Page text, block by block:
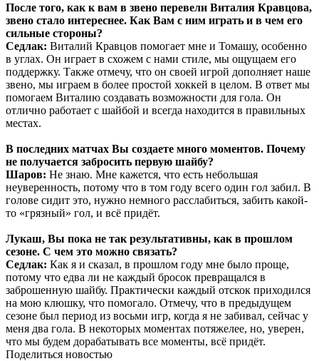
После того, как к вам в звено перевели Виталия Кравцова,
звено стало интереснее. Как Вам с ним играть и в чем его
сильные стороны?
Седлак: Виталий Кравцов помогает мне и Томашу, особенно
в углах. Он играет в схожем с нами стиле, мы ощущаем его
поддержку. Также отмечу, что он своей игрой дополняет наше
звено, мы играем в более простой хоккей в целом. В ответ мы
помогаем Виталию создавать возможности для гола. Он
отлично работает с шайбой и всегда находится в правильных
местах.
В последних матчах Вы создаете много моментов. Почему
не получается забросить первую шайбу?
Шаров: Не знаю. Мне кажется, что есть небольшая
неуверенность, потому что в том году всего один гол забил. В
голове сидит это, нужно немного расслабиться, забить какой-
то «грязный» гол, и всё придёт.
Лукаш, Вы пока не так результативны, как в прошлом
сезоне. С чем это можно связать?
Седлак: Как я и сказал, в прошлом году мне было проще,
потому что едва ли не каждый бросок превращался в
заброшенную шайбу. Практически каждый отскок приходился
на мою клюшку, что помогало. Отмечу, что в предыдущем
сезоне был период из восьми игр, когда я не забивал, сейчас у
меня два гола. В некоторых моментах потяжелее, но, уверен,
что мы будем дорабатывать все моменты, всё придёт.
Поделиться новостью